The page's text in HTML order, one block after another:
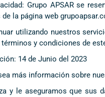
Grupo APSAR se
la página web
utilizando nuestros
y condiciones de
14 de Junio del 2023
más información sobre
y le aseguramos que sus